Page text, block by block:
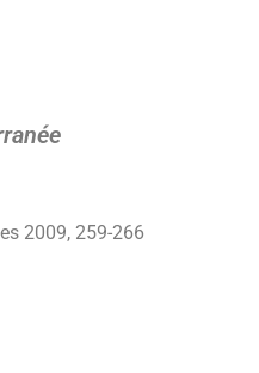
2009, 259-266